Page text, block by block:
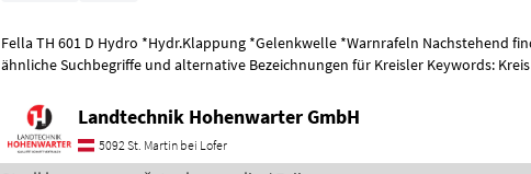
Fella TH 601 D Hydro *Hydr.Klappung *Gelenkwelle *Warnrafeln Nachstehend finden Sie
ähnliche Suchbegriffe und alternative Bezeichnungen für Kreisler Keywords: Kreis
Landtechnik Hohenwarter GmbH
5092 St. Martin bei Lofer